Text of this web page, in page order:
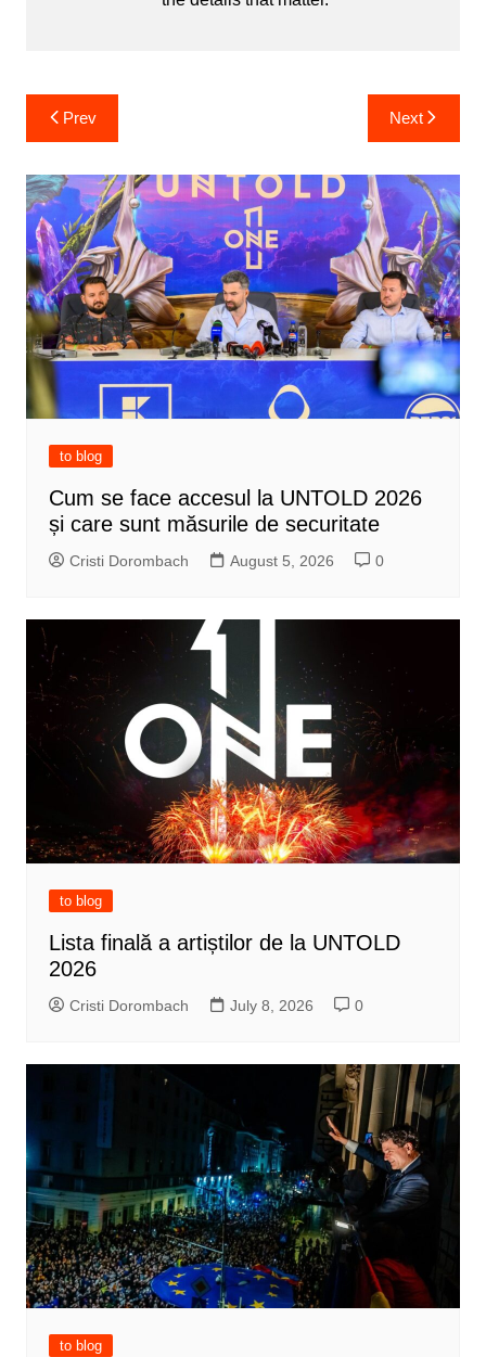
Post
navigation
Prev Next
to blog
Cum se face accesul la UNTOLD 2026
și care sunt măsurile de securitate
Cristi Dorombach August 5, 2026 0
to blog
Lista finală a artiștilor de la UNTOLD
2026
Cristi Dorombach July 8, 2026 0
to blog